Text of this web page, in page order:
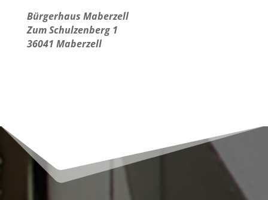
Bürgerhaus Maberzell
Zum Schulzenberg 1
36041 Maberzell